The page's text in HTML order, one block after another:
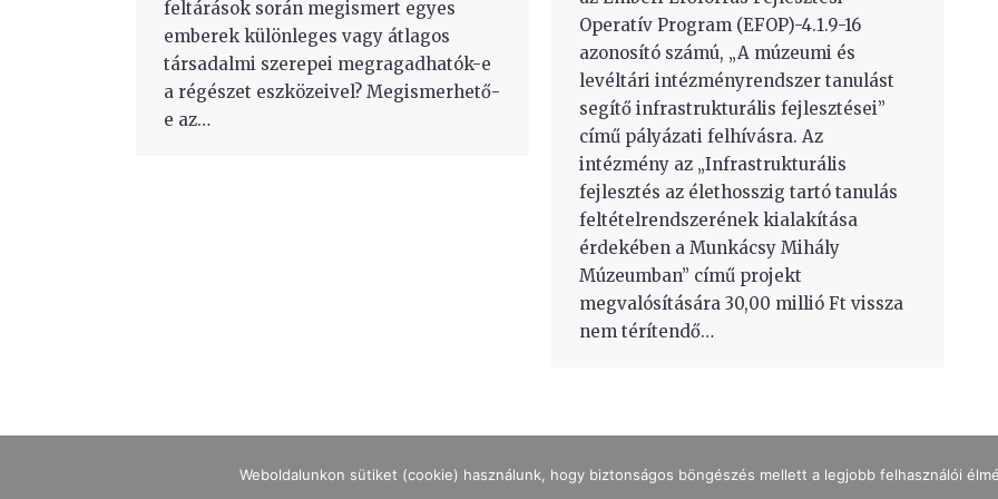
feltárások során megismert egyes
emberek különleges vagy átlagos
társadalmi szerepei megragadhatók-e
a régészet eszközeivel? Megismerhető-
e az…
Operatív Program (EFOP)-4.1.9-16
azonosító számú, „A múzeumi és
levéltári intézményrendszer tanulást
segítő infrastrukturális fejlesztései”
című pályázati felhívásra. Az
intézmény az „Infrastrukturális
fejlesztés az élethosszig tartó tanulás
feltételrendszerének kialakítása
érdekében a Munkácsy Mihály
Múzeumban” című projekt
megvalósítására 30,00 millió Ft vissza
nem térítendő…
IMPRESSZUM ADATKEZELÉS NYITVATARTÁS JEGYÁRAK
Weboldalunkon sütiket (cookie) használunk, hogy biztonságos böngészés mellett a legjobb felhasználói